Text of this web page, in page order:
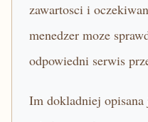
zawartosci i
menedzer moze
odpowiedni serwis
Im dokladniej opisana